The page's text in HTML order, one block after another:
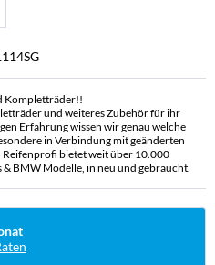
Kompletträder!!
und weiteres Zubehör für ihr
Erfahrung wissen wir genau welche
in Verbindung mit geänderten
bietet weit über 10.000
BMW Modelle, in neu und gebraucht.